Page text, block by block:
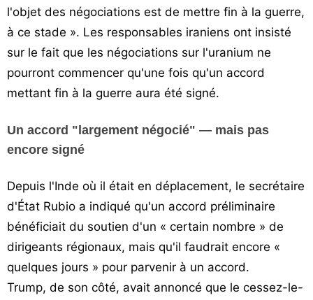
l'objet des négociations est de mettre fin à la guerre,
à ce stade ». Les responsables iraniens ont insisté
sur le fait que les négociations sur l'uranium ne
pourront commencer qu'une fois qu'un accord
mettant fin à la guerre aura été signé.
Un accord "largement négocié" — mais pas
encore signé
Depuis l'Inde où il était en déplacement, le secrétaire
d'État Rubio a indiqué qu'un accord préliminaire
bénéficiait du soutien d'un « certain nombre » de
dirigeants régionaux, mais qu'il faudrait encore «
quelques jours » pour parvenir à un accord.
Trump, de son côté, avait annoncé que le cessez-le-